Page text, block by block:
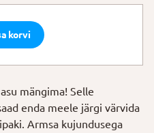
korvi
mängima! Selle
enda meele järgi värvida
Armsa kujundusega